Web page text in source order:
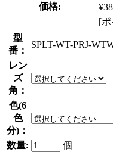
価格:
[ポ
型
番：
SPLT-WT-PRJ-
レン
ズ
角：
色(6
色
分)：
数量:
個